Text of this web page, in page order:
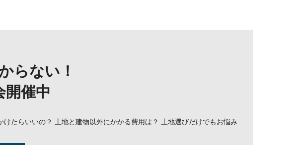
らない！
開催中
たらいいの？ 土地と建物以外にかかる費用は？ 土地選びだけでもお悩み